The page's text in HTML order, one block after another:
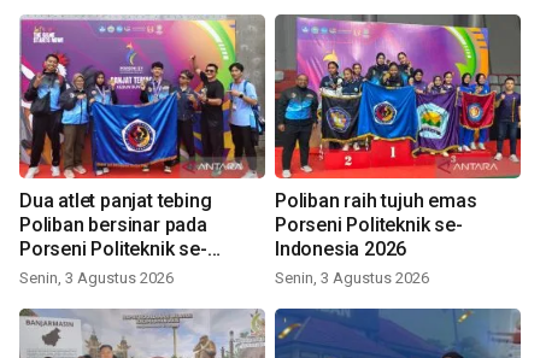
Dua atlet panjat tebing
Poliban bersinar pada
Porseni Politeknik se-
Indonesia 2026
Senin, 3 Agustus 2026
Poliban raih tujuh emas
Porseni Politeknik se-
Indonesia 2026
Senin, 3 Agustus 2026